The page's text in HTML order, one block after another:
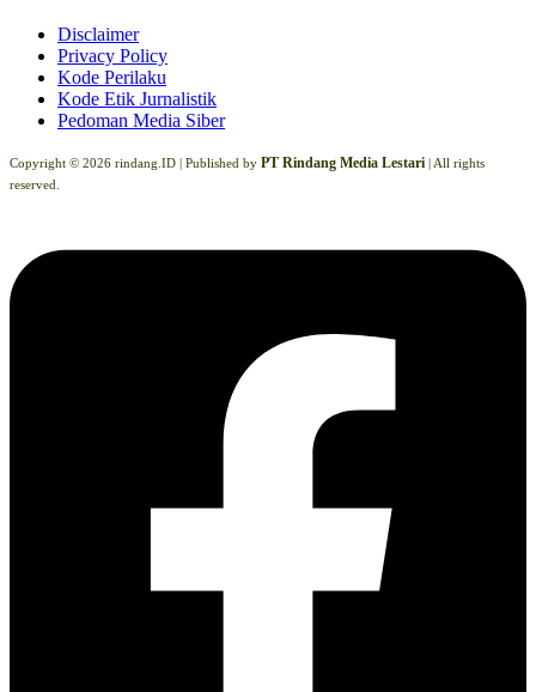
Disclaimer
Privacy Policy
Kode Perilaku
Kode Etik Jurnalistik
Pedoman Media Siber
Copyright © 2026 rindang.ID | Published by PT Rindang Media Lestari | All rights
reserved.